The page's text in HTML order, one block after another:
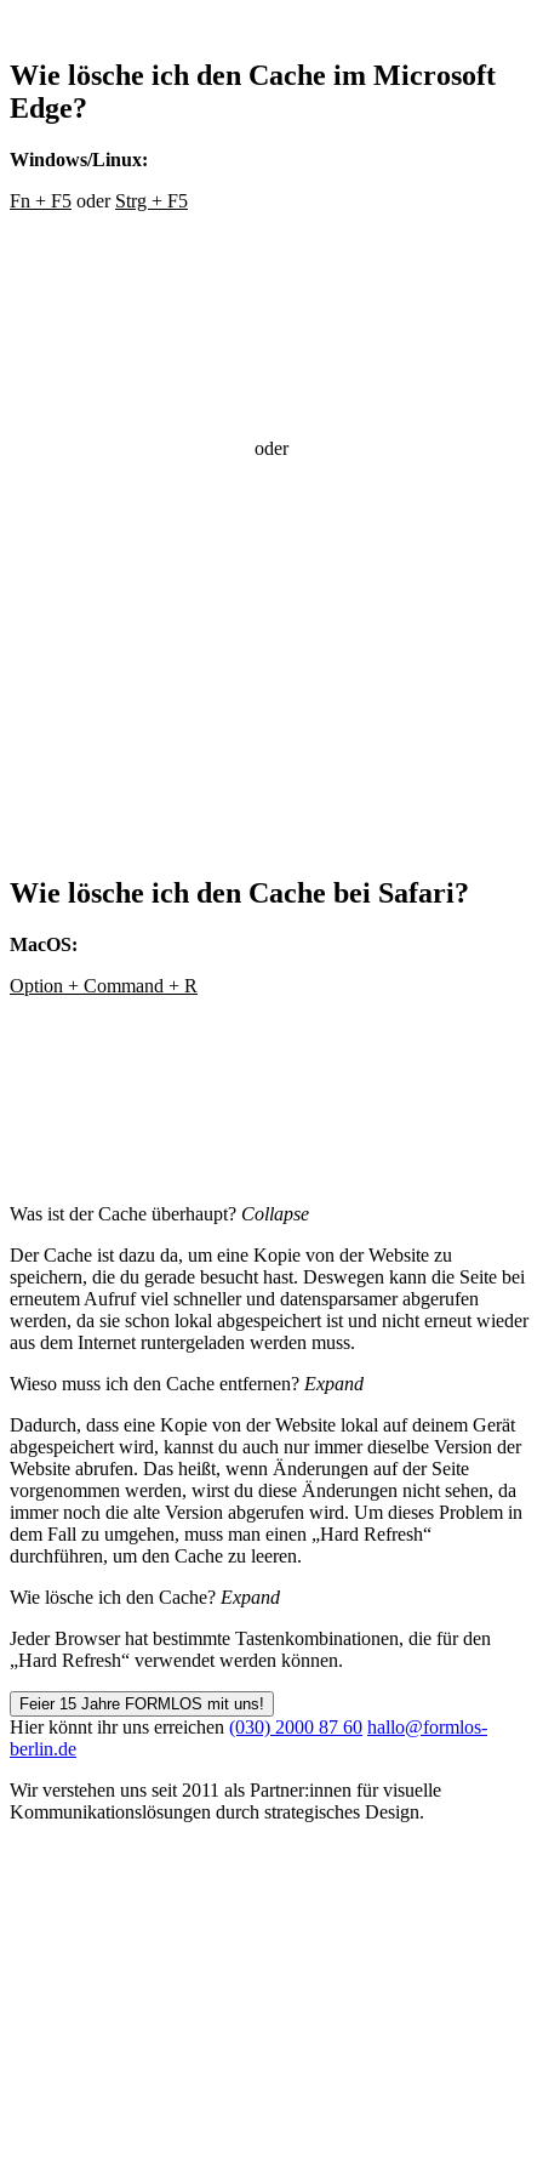
Wie lösche ich den Cache im Microsoft
Edge?
Windows/Linux:
Fn + F5 oder Strg + F5
oder
Wie lösche ich den Cache bei Safari?
MacOS:
Option + Command + R
Was ist der Cache überhaupt? Collapse
Der Cache ist dazu da, um eine Kopie von der Website zu
speichern, die du gerade besucht hast. Deswegen kann die Seite bei
erneutem Aufruf viel schneller und datensparsamer abgerufen
werden, da sie schon lokal abgespeichert ist und nicht erneut wieder
aus dem Internet runtergeladen werden muss.
Wieso muss ich den Cache entfernen? Expand
Dadurch, dass eine Kopie von der Website lokal auf deinem Gerät
abgespeichert wird, kannst du auch nur immer dieselbe Version der
Website abrufen. Das heißt, wenn Änderungen auf der Seite
vorgenommen werden, wirst du diese Änderungen nicht sehen, da
immer noch die alte Version abgerufen wird. Um dieses Problem in
dem Fall zu umgehen, muss man einen „Hard Refresh“
durchführen, um den Cache zu leeren.
Wie lösche ich den Cache? Expand
Jeder Browser hat bestimmte Tastenkombinationen, die für den
„Hard Refresh“ verwendet werden können.
Feier 15 Jahre FORMLOS mit uns!
Hier könnt ihr uns erreichen (030) 2000 87 60 hallo@formlos-
berlin.de
Wir verstehen uns seit 2011 als Partner:innen für visuelle
Kommunikations­lösungen durch strategisches Design.